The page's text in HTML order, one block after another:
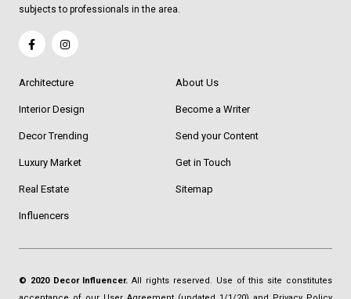
subjects to professionals in the area.
Architecture
Interior Design
Decor Trending
Luxury Market
Real Estate
Influencers
About Us
Become a Writer
Send your Content
Get in Touch
Sitemap
© 2020 Decor Influencer. All rights reserved. Use of this site constitutes